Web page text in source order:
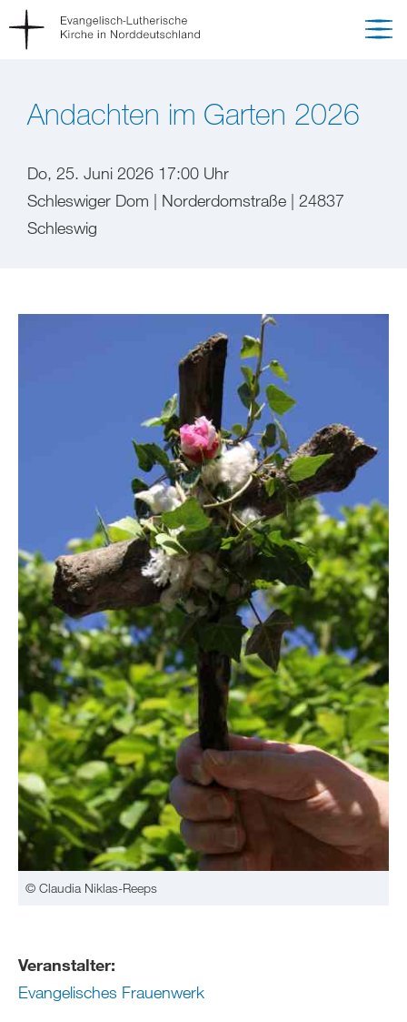
Andachten im Garten 2026
Do, 25. Juni 2026 17:00 Uhr
Schleswiger Dom | Norderdomstraße | 24837
Schleswig
© Claudia Niklas-Reeps
Veranstalter:
Evangelisches Frauenwerk